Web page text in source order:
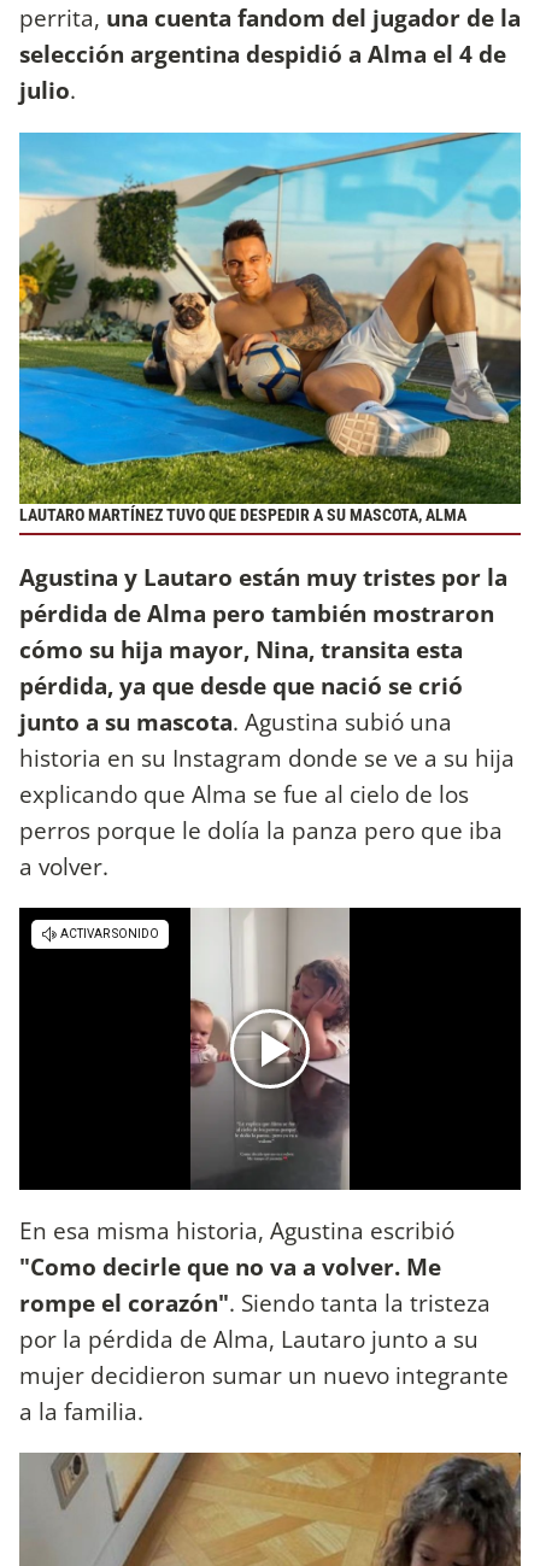
perrita, una cuenta fandom del jugador de la
selección argentina despidió a Alma el 4 de
julio.
LAUTARO MARTÍNEZ TUVO QUE DESPEDIR A SU MASCOTA, ALMA
Agustina y Lautaro están muy tristes por la
pérdida de Alma pero también mostraron
cómo su hija mayor, Nina, transita esta
pérdida, ya que desde que nació se crió
junto a su mascota. Agustina subió una
historia en su Instagram donde se ve a su hija
explicando que Alma se fue al cielo de los
perros porque le dolía la panza pero que iba
a volver.
En esa misma historia, Agustina escribió
"Como decirle que no va a volver. Me
rompe el corazón". Siendo tanta la tristeza
por la pérdida de Alma, Lautaro junto a su
mujer decidieron sumar un nuevo integrante
a la familia.